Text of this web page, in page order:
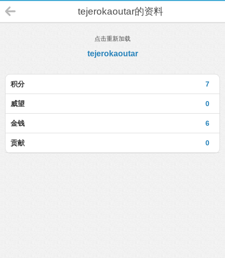
tejerokaoutar的资料
点击重新加载
tejerokaoutar
7
积分
0
威望
6
金钱
0
贡献